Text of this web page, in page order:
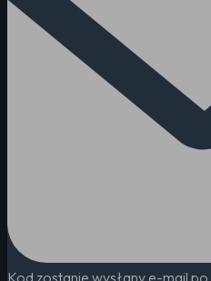
Kod zostanie wysłany e-mail po